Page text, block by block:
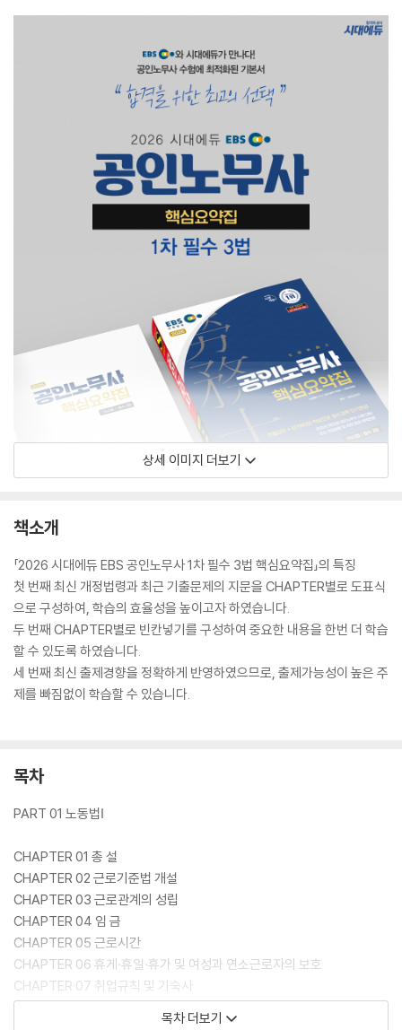
상세 이미지 더보기
책소개
「2026 시대에듀 EBS 공인노무사 1차 필수 3법 핵심요약집」의 특징
첫 번째 최신 개정법령과 최근 기출문제의 지문을 CHAPTER별로 도표식
으로 구성하여, 학습의 효율성을 높이고자 하였습니다.
두 번째 CHAPTER별로 빈칸넣기를 구성하여 중요한 내용을 한번 더 학습
할 수 있도록 하였습니다.
세 번째 최신 출제경향을 정확하게 반영하였으므로, 출제가능성이 높은 주
제를 빠짐없이 학습할 수 있습니다.
목차
PART 01 노동법Ⅰ
CHAPTER 01 총 설
CHAPTER 02 근로기준법 개설
CHAPTER 03 근로관계의 성립
CHAPTER 04 임 금
CHAPTER 05 근로시간
CHAPTER 06 휴게·휴일·휴가 및 여성과 연소근로자의 보호
CHAPTER 07 취업규칙 및 기숙사
CHAPTER 08 근로관계의 변경
목차 더보기